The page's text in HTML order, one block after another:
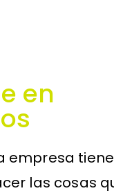
en
empresa
las cosas